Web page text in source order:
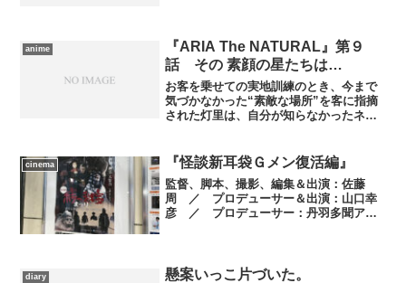
が書かれていました...
anime
『ARIA The NATURAL』第９
話 その 素顔の星たちは…
お客を乗せての実地訓練のとき、今まで
気づかなかった“素敵な場所”を客に指摘
された灯里は、自分が知らなかったネ
う。たくさん覚えた代わりに、自分の場
所は見つけられなかった...
cinema 『怪談新耳袋Ｇメン復活編』
監督、脚本、撮影、編集＆出演：佐藤
周 ／ プロデューサー＆出演：山口幸
彦 ／ プロデューサー：丹羽多聞アン
／ 主題歌：MCビキニ a....
diary 懸案いっこ片づいた。